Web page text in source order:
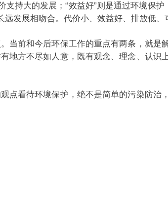
持大的发展；“效益好”则是通过环境保
发展相吻合。代价小、效益好、排放低、
前和今后环保工作的重点有两条，就是
地方不尽如人意，既有观念、理念、认识
看待环境保护，绝不是简单的污染防治